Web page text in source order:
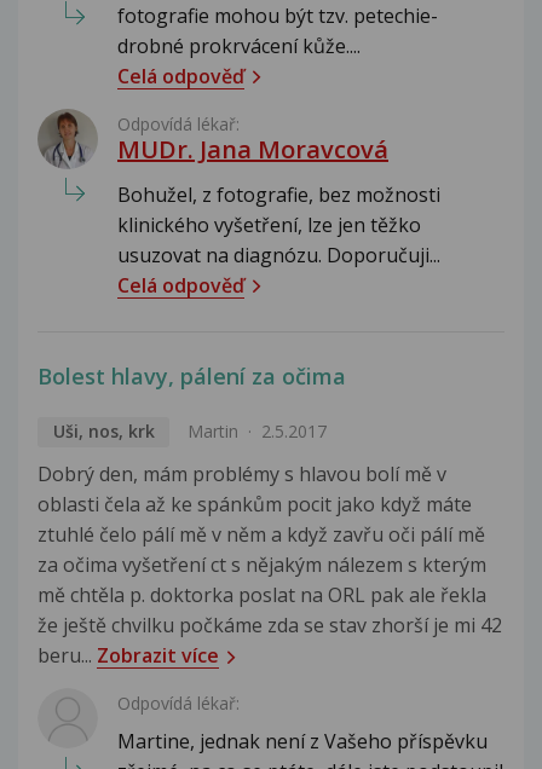
fotografie mohou být tzv. petechie-
drobné prokrvácení kůže....
Celá odpověď
Odpovídá lékař:
MUDr. Jana Moravcová
Bohužel, z fotografie, bez možnosti
klinického vyšetření, lze jen těžko
usuzovat na diagnózu. Doporučuji...
Celá odpověď
Bolest hlavy, pálení za očima
Uši, nos, krk Martin 2.5.2017
Dobrý den, mám problémy s hlavou bolí mě v
oblasti čela až ke spánkům pocit jako když máte
ztuhlé čelo pálí mě v něm a když zavřu oči pálí mě
za očima vyšetření ct s nějakým nálezem s kterým
mě chtěla p. doktorka poslat na ORL pak ale řekla
že ještě chvilku počkáme zda se stav zhorší je mi 42
beru... Zobrazit více
Odpovídá lékař:
Martine, jednak není z Vašeho příspěvku